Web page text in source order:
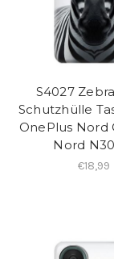
S4027
Schutzhülle
OnePlus Nord
Nord
€18,99